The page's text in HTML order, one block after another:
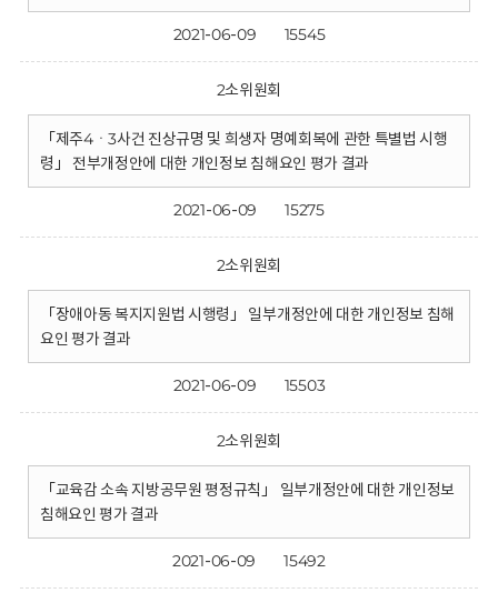
2021-06-09 15545
2소위원회
「제주4ㆍ3사건 진상규명 및 희생자 명예회복에 관한 특별법 시행
령」 전부개정안에 대한 개인정보 침해요인 평가 결과
2021-06-09 15275
2소위원회
「장애아동 복지지원법 시행령」 일부개정안에 대한 개인정보 침해
요인 평가 결과
2021-06-09 15503
2소위원회
「교육감 소속 지방공무원 평정규칙」 일부개정안에 대한 개인정보
침해요인 평가 결과
2021-06-09 15492